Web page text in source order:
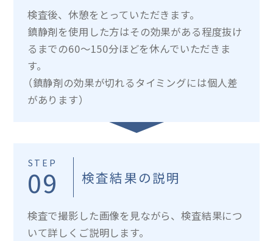
検査後、休憩をとっていただきます。
鎮静剤を使用した方はその効果がある程度抜け
るまでの60～150分ほどを休んでいただきま
す。
（鎮静剤の効果が切れるタイミングには個人差
があります）
STEP
09 検査結果の説明
検査で撮影した画像を見ながら、検査結果につ
いて詳しくご説明します。